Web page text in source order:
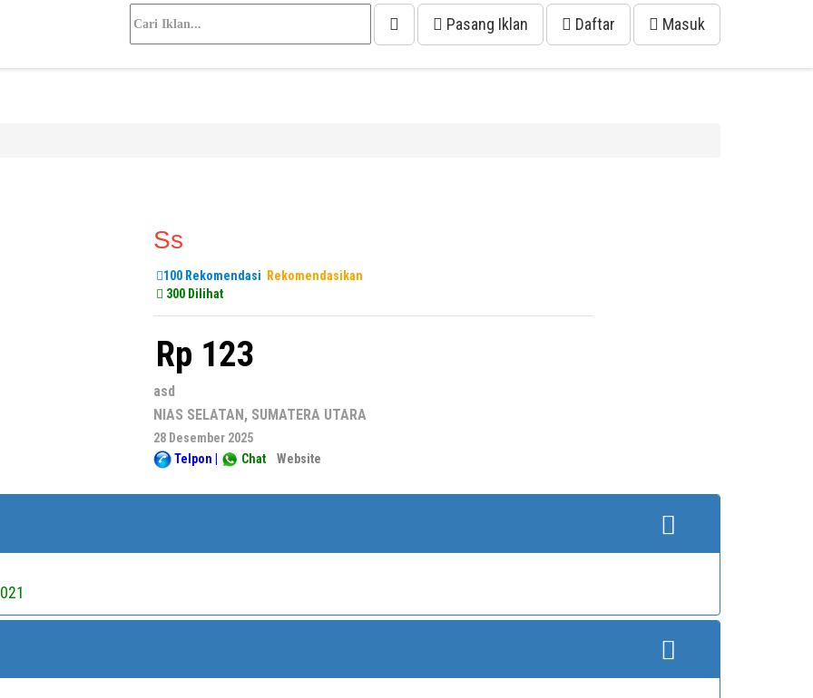
Pasang Iklan Daftar Masuk
Ss
100 Rekomendasi
Rekomendasikan
300 Dilihat
Rp 123
asd
NIAS SELATAN, SUMATERA UTARA
28 Desember 2025
Telpon
Chat Website